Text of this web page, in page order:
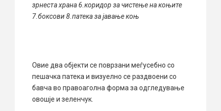
зрнеста храна 6.коридор за чистење на коњите
7.боксови 8.патека за јавање коњ
Овие два објекти се поврзани меѓусебно со
пешачка патека и визуелно се раздвоени со
бавча во правоаголна форма за одгледување
овошје и зеленчук.